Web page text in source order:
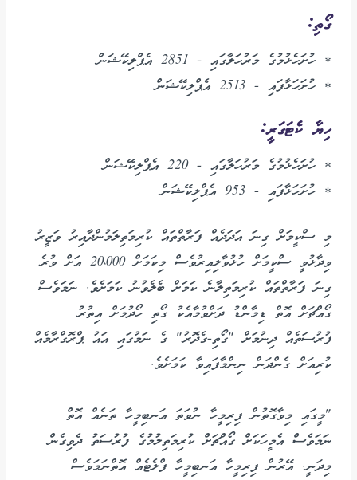
ގޯތި:
* ހުށަހެޅުމުގެ މަރުހަލާގައި - 2851 އެޕްލިކޭޝަން
* ހުށަހަޅާފައި - 2513 އެޕްލިކޭޝަން
ހިޔާ ކެޓަގަރީ:
* ހުށަހެޅުމުގެ މަރުހަލާގައި - 220 އެޕްލިކޭޝަން
* ހުށަހަޅާފައި - 953 އެޕްލިކޭޝަން
މި ސްކީމަށް ގިނަ އަދަދެއް ފަރާތްތައް ކުރިމަތިލަމުންދާއިރު ވަޒީރު
ވިދާޅުވީ ސްކީމަށް ހުޅުވާލިއިރުވެސް މިކަމަށް 20،000 އަށް ވުރެ
ގިނަ ފަރާތްތައް ކުރިމަތިލާނެ ކަމަށް ބެލެވުނު ކަމަށެވެ. ނަމަވެސް
ގޯއްޗަށް އޮތް ޑިމާންޑު ދަށްވުމާއެކު ގޯތި ހޯދުމަށް އިތުރު
ފުރުސަތެއް ދިނުމަށް "ގޯތި-ގެދޮރު" ގެ ނަމުގައި އައު ޕްރޮގްރާމެއް
ކުރިއަށް ގެންދަން ނިންމާފައިވާ ކަމަށެވެ.
"މީގައި މިވާގޮތުން ފިރިމީހާ ނުވަތަ އަނބިމީހާ ތަނެއް އޮތް
ނަމަވެސް އެމީހަކަށް ގޯއްޗަށް ކުރިމަތިލުމުގެ ފުރުސަތު ދެވިގެން
މިދަނީ. އޭރުން ފިރިމީހާ އަނބިމީހާ ފްލެޓެއް އޮތްނަމަވެސް